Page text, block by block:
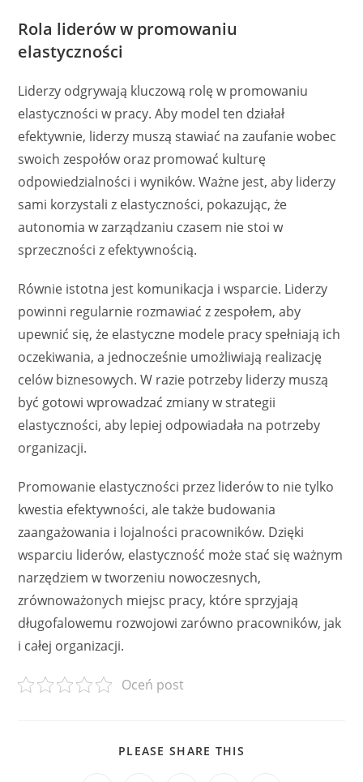
Rola liderów w promowaniu
elastyczności
Liderzy odgrywają kluczową rolę w promowaniu
elastyczności w pracy. Aby model ten działał
efektywnie, liderzy muszą stawiać na zaufanie wobec
swoich zespołów oraz promować kulturę
odpowiedzialności i wyników. Ważne jest, aby liderzy
sami korzystali z elastyczności, pokazując, że
autonomia w zarządzaniu czasem nie stoi w
sprzeczności z efektywnością.
Równie istotna jest komunikacja i wsparcie. Liderzy
powinni regularnie rozmawiać z zespołem, aby
upewnić się, że elastyczne modele pracy spełniają ich
oczekiwania, a jednocześnie umożliwiają realizację
celów biznesowych. W razie potrzeby liderzy muszą
być gotowi wprowadzać zmiany w strategii
elastyczności, aby lepiej odpowiadała na potrzeby
organizacji.
Promowanie elastyczności przez liderów to nie tylko
kwestia efektywności, ale także budowania
zaangażowania i lojalności pracowników. Dzięki
wsparciu liderów, elastyczność może stać się ważnym
narzędziem w tworzeniu nowoczesnych,
zrównoważonych miejsc pracy, które sprzyjają
długofalowemu rozwojowi zarówno pracowników, jak
i całej organizacji.
Oceń post
PLEASE SHARE THIS